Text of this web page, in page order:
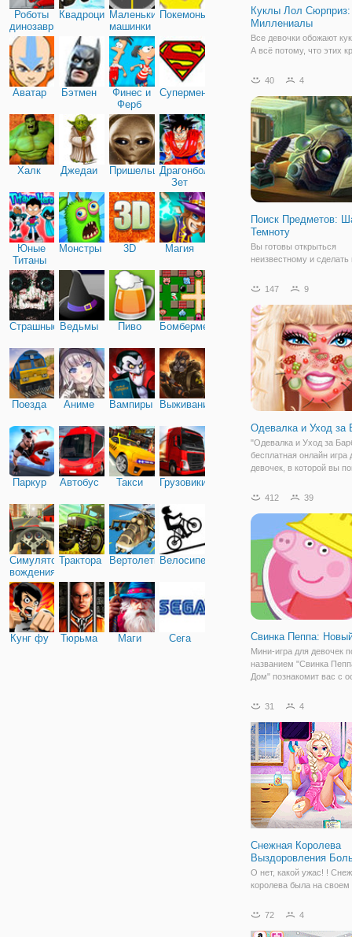
Роботы
динозавры
КвадроциклыМаленькие
машинки
Покемоны
Аватар Бэтмен
Финес и
Ферб
Супермен
Халк Джедаи ПришельцыДрагонболл
Зет
Юные
Титаны
Монстры 3D Магия
Страшные Ведьмы Пиво Бомбермен
Поезда Аниме Вампиры Выживание
Паркур Автобус Такси Грузовики
Симулятор
вождения
Трактора ВертолетыВелосипед
Кунг фу Тюрьма Маги Сега
Куклы Лол Сюрприз:
Миллениалы
Все девочки обожают
А всё потому, что этих
самые красивые
игре "Куклы Лол
Миллениалы" маленькие
красавицы примерят на
40 4
Поиск Предметов:
Темноту
Вы готовы открыться
неизвестному и
расследованию? Тогда
"Поиск Предметов: Шаг в
Темноту". Здесь вы
заброшенном особняке,
147 9
Одевалка и Уход за
"Одевалка и Уход за
бесплатная онлайн игра
девочек, в которой вы
Из-за неправильного
кожу и теперь не может
показаться на
412 39
Свинка Пеппа:
Мини-игра для девочек
названием "Свинка
Дом" познакомит вас с
начинается с того, что
Мамы Свиньи, Пеппы и
Джорджа,
31 4
Снежная Королева
Выздоровления
О нет, какой ужас! !
королева была на своем
поскользнулась на льду
72 4